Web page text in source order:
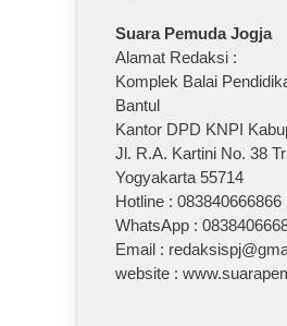
Suara Pemuda Jogja
Alamat Redaksi :
Komplek Balai
Bantul
Kantor DPD KNPI
Jl. R.A. Kartini No. 38
Yogyakarta 55714
Hotline : 083840666866
WhatsApp :
Email :
website :